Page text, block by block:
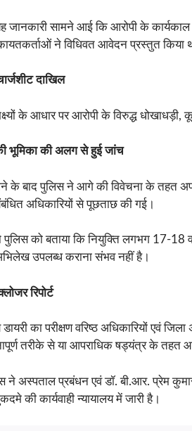
जानकारी सामने आई कि आरोपी के
ने विधिवत आवेदन प्रस्तुत किया
दाखिल
के आधार पर आरोपी के विरुद्ध
भूमिका की अलग से हुई जांच
के बाद पुलिस ने आगे की विवेचना के तहत
अधिकारियों से पूछताछ की गई।
को बताया कि नियुक्ति लगभग 17-18
उपलब्ध कराना संभव नहीं है।
रिपोर्ट
का परीक्षण वरिष्ठ अधिकारियों एवं
तरीके से या आपराधिक षड्यंत्र के तहत
ने अस्पताल प्रबंधन एवं डॉ. बी.आर. प्रेम
की कार्यवाही न्यायालय में जारी है।